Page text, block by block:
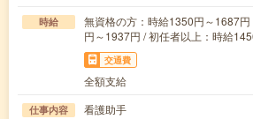
時給
無資格の方：時給1350円～1687
円～1937円 / 初任者以上：時給
交通費
全額支給
仕事内容
看護助手